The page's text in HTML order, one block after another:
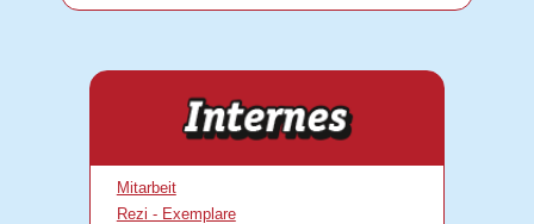
Mitarbeit
Rezi - Exemplare